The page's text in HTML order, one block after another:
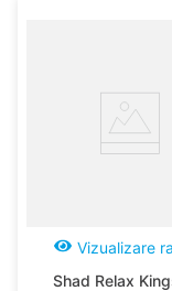
Vizualizare
Shad Relax